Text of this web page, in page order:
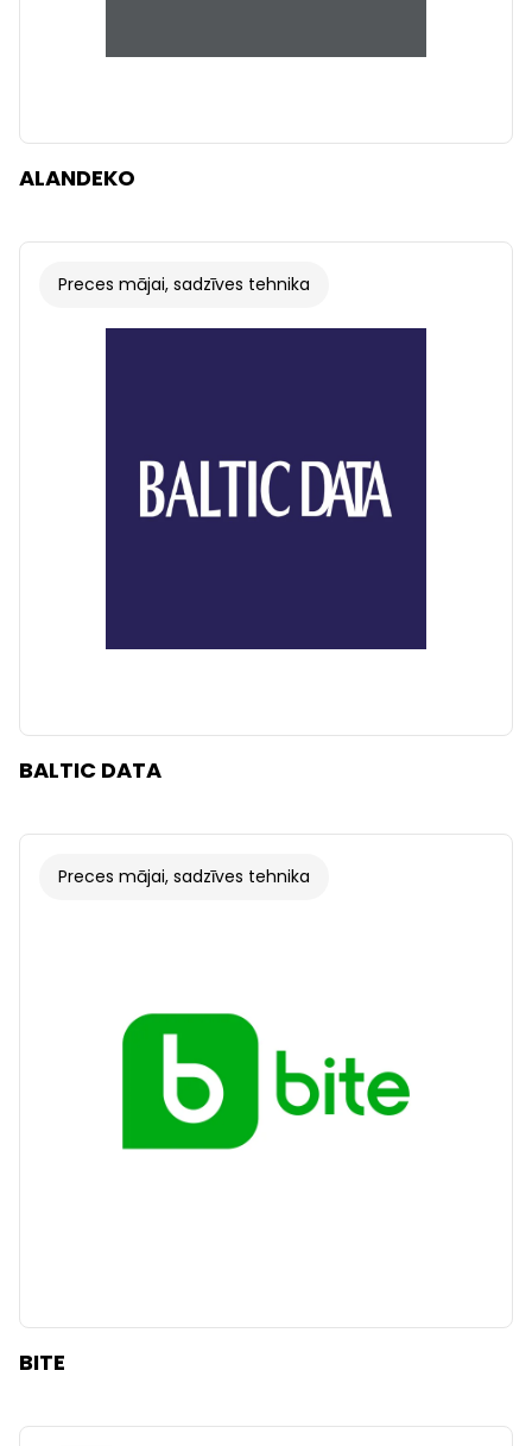
ALANDEKO
Preces mājai, sadzīves tehnika
BALTIC DATA
Preces mājai, sadzīves tehnika
BITE